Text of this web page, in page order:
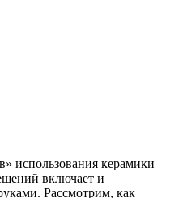
использования керамики
включает и
Рассмотрим, как